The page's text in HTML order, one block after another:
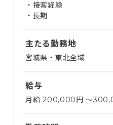
・接客経験
・長期
主たる勤務地
宮城県・東北全域
給与
月給 200,000円 〜